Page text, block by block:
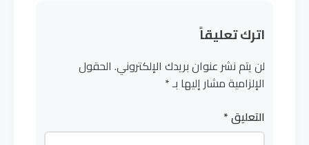
اترك تعليقاً
لن يتم نشر عنوان بريدك الإلكتروني. الحقول
الإلزامية مشار إليها بـ*
التعليق*